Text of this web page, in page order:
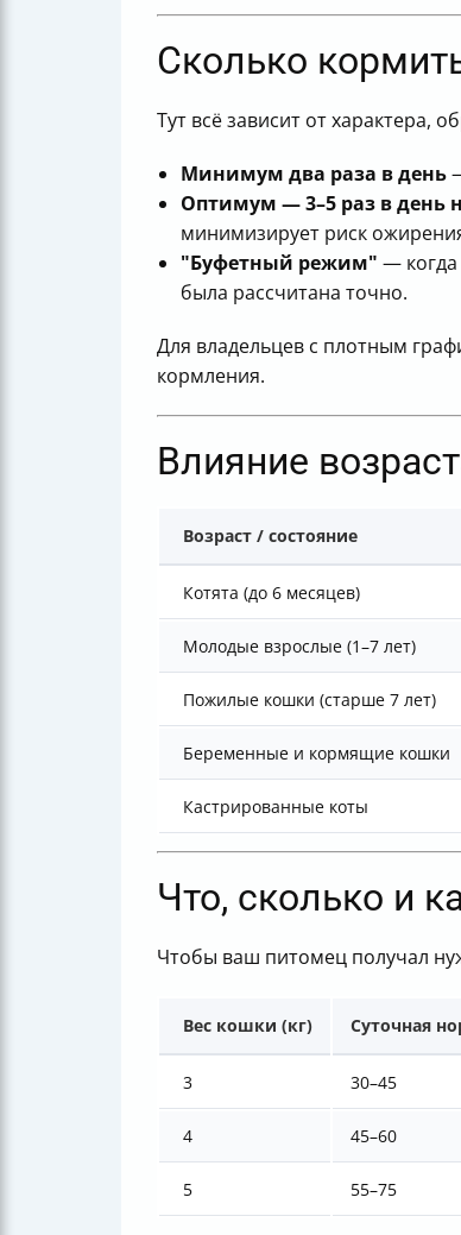
Сколько
Тут всё зависит от характера,
Минимум два раза в день
Оптимум — 3–5 раз в
минимизирует риск
"Буфетный режим" — когда
была рассчитана точно.
Для владельцев с плотным
кормления.
Влияние
Возраст / состояние
Котята (до 6 месяцев)
Молодые взрослые (1–7 лет)
Пожилые кошки (старше 7 лет)
Беременные и кормящие кошки
Кастрированные коты
Что, сколько и
Чтобы ваш питомец получал
Вес кошки (кг) Суточная
3 30–45
4 45–60
5 55–75